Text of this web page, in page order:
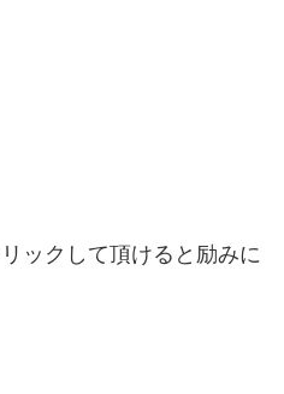
ックして頂けると励みに